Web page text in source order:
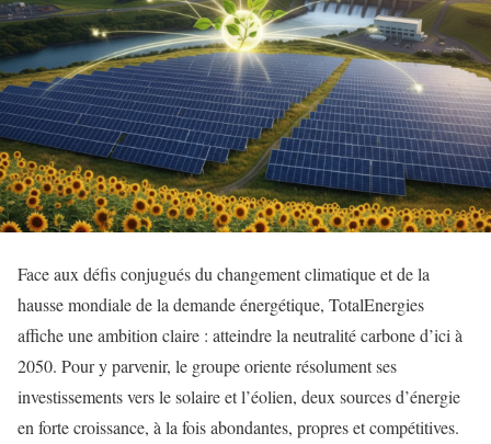
Face aux défis conjugués du changement climatique et de la
hausse mondiale de la demande énergétique, TotalEnergies
affiche une ambition claire : atteindre la neutralité carbone d’ici à
2050. Pour y parvenir, le groupe oriente résolument ses
investissements vers le solaire et l’éolien, deux sources d’énergie
en forte croissance, à la fois abondantes, propres et compétitives.